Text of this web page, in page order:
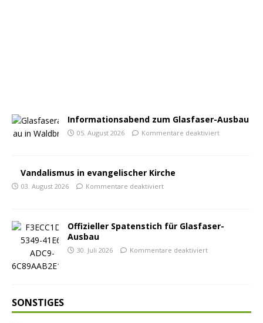
Informationsabend zum Glasfaser-Ausbau
05. August 2026 Kommentare deaktiviert
Vandalismus in evangelischer Kirche
03. August 2026 Kommentare deaktiviert
Offizieller Spatenstich für Glasfaser-
Ausbau
30. Juli 2026 Kommentare deaktiviert
SONSTIGES